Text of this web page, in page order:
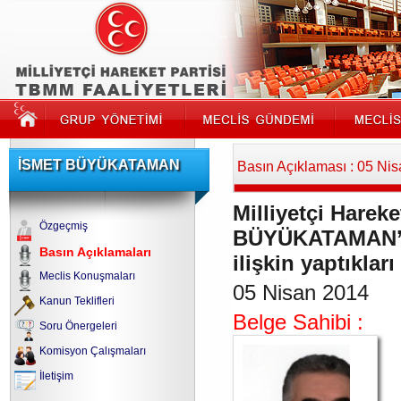
İSMET BÜYÜKATAMAN
Özgeçmiş
Basın Açıklamaları
Meclis Konuşmaları
Kanun Teklifleri
Soru Önergeleri
Komisyon Çalışmaları
İletişim
Basın Açıklaması : 05
Milliyetçi
ilişkin yaptıkları
05 Nisan 2014
Belge Sahibi :